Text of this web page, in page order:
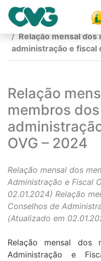
Página Inicial
Relação mensal
administração e fiscal
Relação
membros
OVG – 2024
Relação mensal dos
Administração e Fiscal
02.01.2024) Relação
Conselhos de
(Atualizado em
Relação mensal dos
Administração e